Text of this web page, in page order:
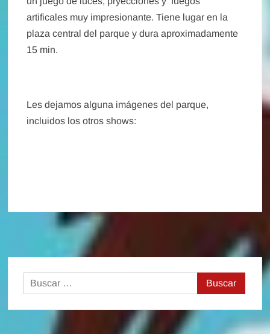
artificales muy impresionante. Tiene lugar en la
plaza central del parque y dura aproximadamente
15 min.
Les dejamos alguna imágenes del parque,
incluidos los otros shows:
Buscar: